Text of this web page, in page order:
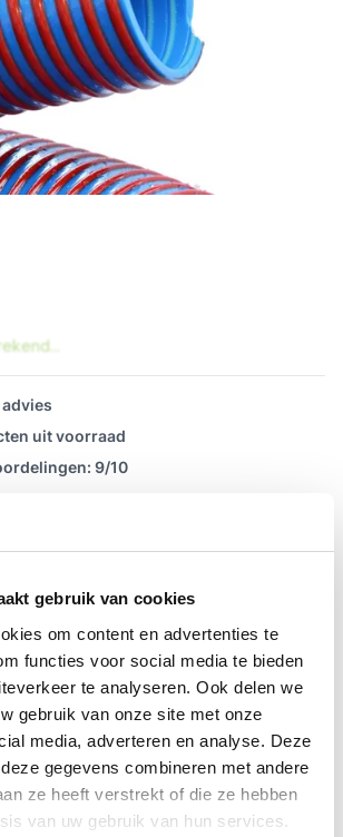
gebruik van cookies
om content en advertenties te
functies voor social media te bieden
te analyseren. Ook delen we
gebruik van onze site met onze
media, adverteren en analyse. Deze
gegevens combineren met andere
ze heeft verstrekt of die ze hebben
van uw gebruik van hun services.
uit voorraad
9/10
63mm
PVC
PVC
10 bar